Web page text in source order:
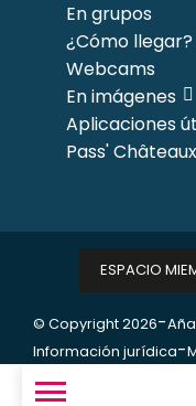
En grupos
¿Cómo llegar?
Webcams
En imágenes
Aplicaciones
Pass' Châteaux
© Copyright 2026-
Información jurídica-
ESPACIO